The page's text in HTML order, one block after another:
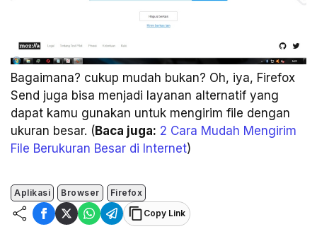
Bagaimana? cukup mudah bukan? Oh, iya, Firefox
Send juga bisa menjadi layanan alternatif yang
dapat kamu gunakan untuk mengirim file dengan
ukuran besar. ( Baca juga: 2 Cara Mudah Mengirim
File Berukuran Besar di Internet)
Aplikasi Browser
Firefox
Copy Link